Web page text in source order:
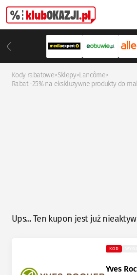
Kody rabatowe>Sklepy>Lancôme>
Rabat -25% na ekskluzywne produkty do
Ups... Ten kupon jest już
KOD
Yves